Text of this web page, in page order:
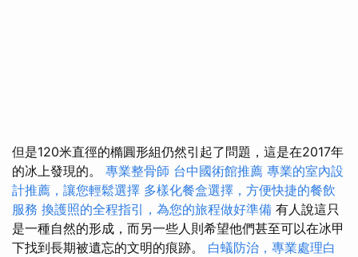
但是120米直徑的橢圓形組仍然引起了問題，這是在2017年
的冰上發現的。 專業整骨師 台中國術館推薦 專業的室內設
計推薦，讓您輕鬆選擇 多樣化餐盒選擇，方便快捷的餐飲
服務 換護照的全程指引，為您的旅程做好準備 有人說這只
是一種自然的形成，而另一些人則希望他們甚至可以在冰甲
下找到長期被遺忘的文明的痕跡。 白蟻防治，專業處理白